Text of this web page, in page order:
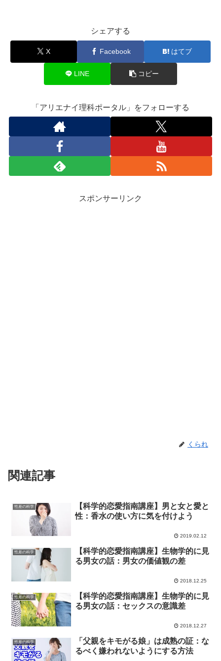
シェアする
X Facebook はてブ
LINE コピー
「アリエナイ理科ポータル」をフォローする
スポンサーリンク
くられ
関連記事
性差の科学
【科学的恋愛指南講座】男と女と愛と
性：香水の使い方に気を付けよう
2019.02.12
性差の科学
【科学的恋愛指南講座】生物学的に見
る男女の話：男女の価値観の差
2018.12.25
性差の科学
【科学的恋愛指南講座】生物学的に見
る男女の話：セックスの意識差
2018.12.27
性差の科学
「父親をキモがる娘」は成熟の証：な
るべく嫌われないようにする方法